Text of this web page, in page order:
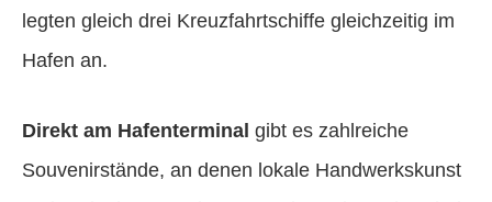
legten gleich drei Kreuzfahrtschiffe gleichzeitig im
Hafen an.
Direkt am Hafenterminal gibt es zahlreiche
Souvenirstände, an denen lokale Handwerkskunst